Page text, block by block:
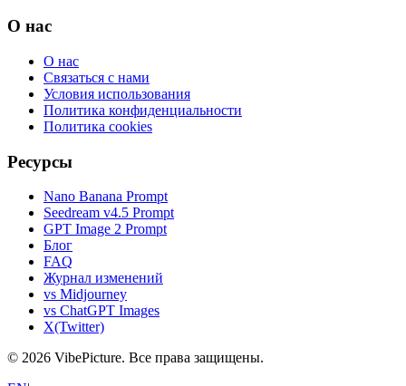
О нас
О нас
Связаться с нами
Условия использования
Политика конфиденциальности
Политика cookies
Ресурсы
Nano Banana Prompt
Seedream v4.5 Prompt
GPT Image 2 Prompt
Блог
FAQ
Журнал изменений
vs Midjourney
vs ChatGPT Images
X(Twitter)
© 2026 VibePicture. Все права защищены.